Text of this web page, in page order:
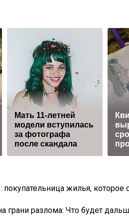
Мать 11-летней
модели вступилась
за фотографа
после скандала
жилья, которое
грани разлома: Что будет